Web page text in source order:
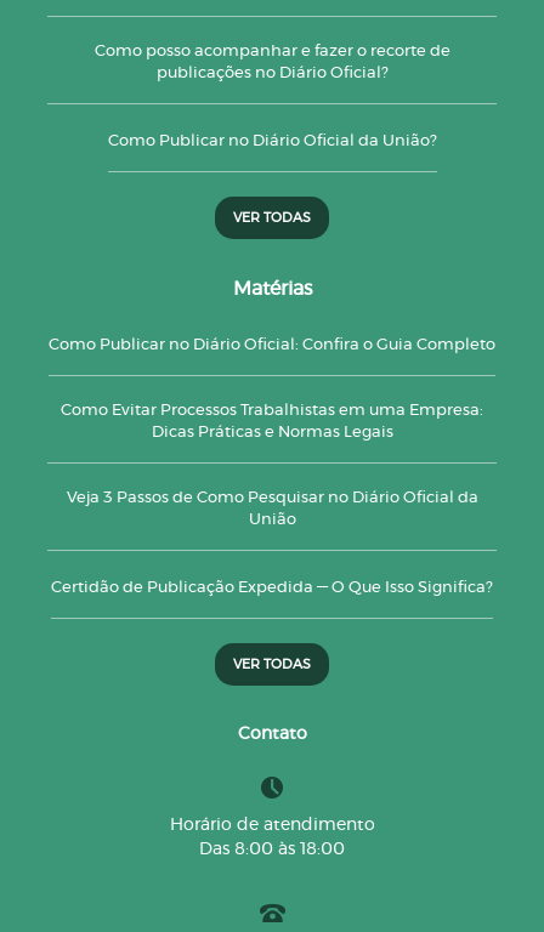
Como posso acompanhar e fazer o recorte de
publicações no Diário Oficial?
Como Publicar no Diário Oficial da União?
VER TODAS
Matérias
Como Publicar no Diário Oficial: Confira o Guia Completo
Como Evitar Processos Trabalhistas em uma Empresa:
Dicas Práticas e Normas Legais
Veja 3 Passos de Como Pesquisar no Diário Oficial da
União
Certidão de Publicação Expedida — O Que Isso Significa?
VER TODAS
Contato
Horário de atendimento
Das 8:00 às 18:00